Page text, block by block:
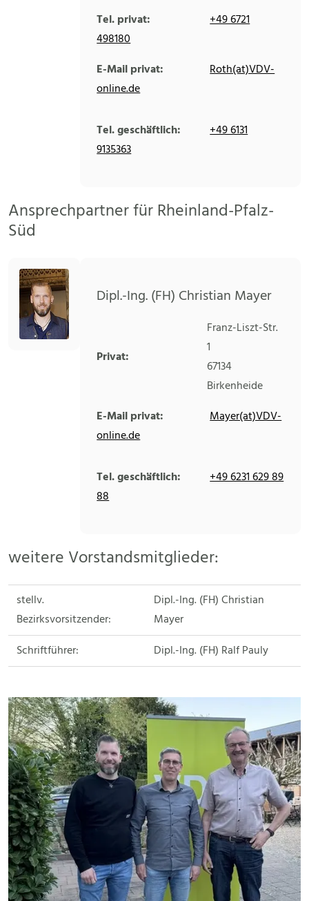
Tel. privat:
+49 6721
498180
E-Mail privat:
Roth(at)VDV-
online.de
Tel. geschäftlich:
+49 6131
9135363
Ansprechpartner für Rheinland-Pfalz-
Süd
Dipl.-Ing. (FH) Christian Mayer
Privat:
Franz-Liszt-Str.
1
67134
Birkenheide
E-Mail privat:
Mayer(at)VDV-
online.de
Tel. geschäftlich:
+49 6231 629 89
88
weitere Vorstandsmitglieder:
stellv.
Bezirksvorsitzender:
Dipl.-Ing. (FH) Christian
Mayer
Schriftführer:
Dipl.-Ing. (FH) Ralf Pauly